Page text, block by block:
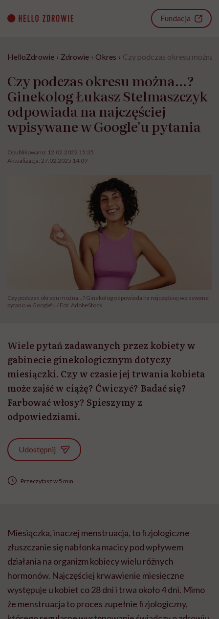
content
Fundacja
HelloZdrowie › Zdrowie › Okres › Czy podczas okresu
Czy podczas okresu można…?
Ginekolog Łukasz Stelmaszczyk
odpowiada na najczęściej
wpisywane w Google’u pytania
Opublikowano: 12.02.2022 15:35
Aktualizacja: 27.02.2025 14:09
Czy podczas okresu można…? Ginekolog odpowiada na najczęściej wpisywane
pytania w Google'u / Fot. AdobeStock
Wiele pytań zadawanych przez kobiety w
gabinecie ginekologicznym dotyczy
miesiączki. Czy w czasie jej trwania kobieta
może zajść w ciążę? Ćwiczyć? Badać się?
Farbować włosy? Spieszymy z
odpowiedziami.
Udostępnij
Przeczytasz w 5 min
Miesiączka, inaczej menstruacja, to fizjologiczne
złuszczanie się nabłonka macicy pod wpływem
działania na organizm kobiecy wielu różnych
hormonów. Najczęściej krwawienie miesięczne
występuje u kobiet co 28 dni i trwa około 4 dni. Mimo
że menstruacja to proces zupełnie fizjologiczny,